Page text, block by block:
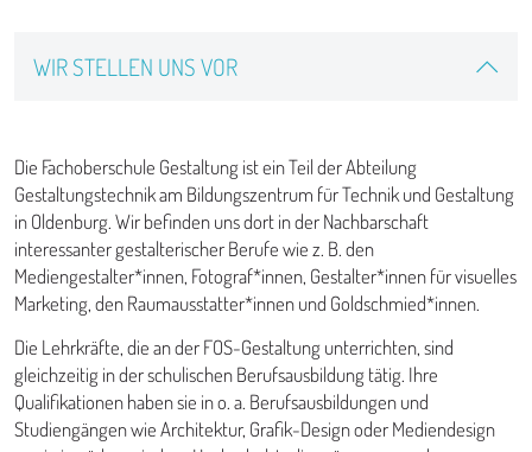
WIR STELLEN UNS VOR
Die Fachoberschule Gestaltung ist ein Teil der Abteilung
Gestaltungstechnik am Bildungszentrum für Technik und Gestaltung
in Oldenburg. Wir befinden uns dort in der Nachbarschaft
interessanter gestalterischer Berufe wie z. B. den
Mediengestalter*innen, Fotograf*innen, Gestalter*innen für visuelles
Marketing, den Raumausstatter*innen und Goldschmied*innen.
Die Lehrkräfte, die an der FOS-Gestaltung unterrichten, sind
gleichzeitig in der schulischen Berufsausbildung tätig. Ihre
Qualifikationen haben sie in o. a. Berufsausbildungen und
Studiengängen wie Architektur, Grafik-Design oder Mediendesign